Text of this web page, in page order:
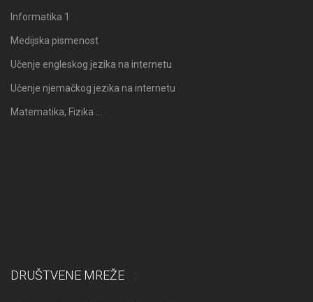
Informatika 1
Medijska pismenost
Učenje engleskog jezika na internetu
Učenje njemačkog jezika na internetu
Matematika, Fizika …
DRUŠTVENE MREŽE